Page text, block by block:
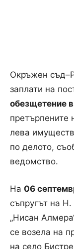
Окръжен
заплати на
обезщетение
претърпените
лева
по делото,
ведомство.
На 06
съпругът на
„Нисан
се возела на
на село